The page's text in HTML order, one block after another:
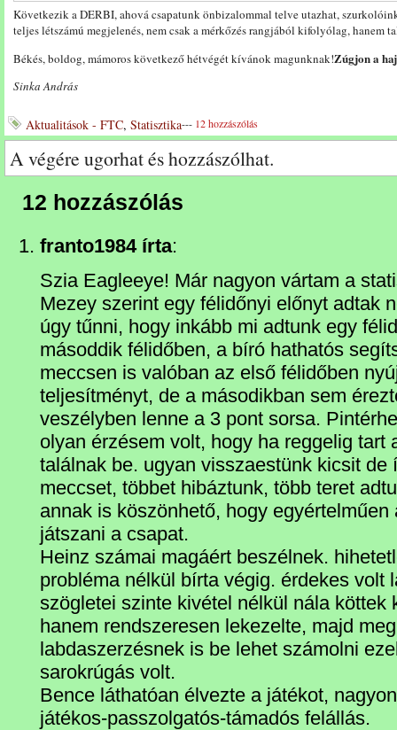
Következik a DERBI, ahová csapatunk önbizalommal telve utazhat,
teljes létszámú megjelenés, nem csak a mérkőzés rangjából kifolyólag, hanem
Békés, boldog, mámoros következő hétvégét kívánok magunknak!Zúgjon a
Sinka András
Aktualitások - FTC, Statisztika--- 12 hozzászólás
A végére ugorhat és hozzászólhat.
12 hozzászólás
franto1984 írta:
Szia Eagleeye! Már nagyon vártam a
Mezey szerint egy félidőnyi előnyt adtak
úgy tűnni, hogy inkább mi adtunk egy
másoddik félidőben, a bíró hathatós
meccsen is valóban az első félidőben
teljesítményt, de a másodikban sem
veszélyben lenne a 3 pont sorsa.
olyan érzésem volt, hogy ha reggelig tart
találnak be. ugyan visszaestünk kicsit de
meccset, többet hibáztunk, több teret
annak is köszönhető, hogy
játszani a csapat.
Heinz számai magáért beszélnek.
probléma nélkül bírta végig. érdekes volt
szögletei szinte kivétel nélkül nála köttek
hanem rendszeresen lekezelte, majd
labdaszerzésnek is be lehet számolni
sarokrúgás volt.
Bence láthatóan élvezte a játékot,
játékos-passzolgatós-támadós felállás.